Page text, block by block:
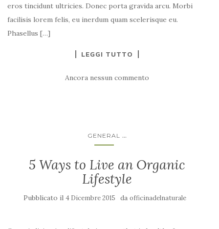
eros tincidunt ultricies. Donec porta gravida arcu. Morbi
facilisis lorem felis, eu inerdum quam scelerisque eu.
Phasellus […]
LEGGI TUTTO
Ancora nessun commento
GENERAL ...
5 Ways to Live an Organic
Lifestyle
Pubblicato il 4 Dicembre 2015 da officinadelnaturale